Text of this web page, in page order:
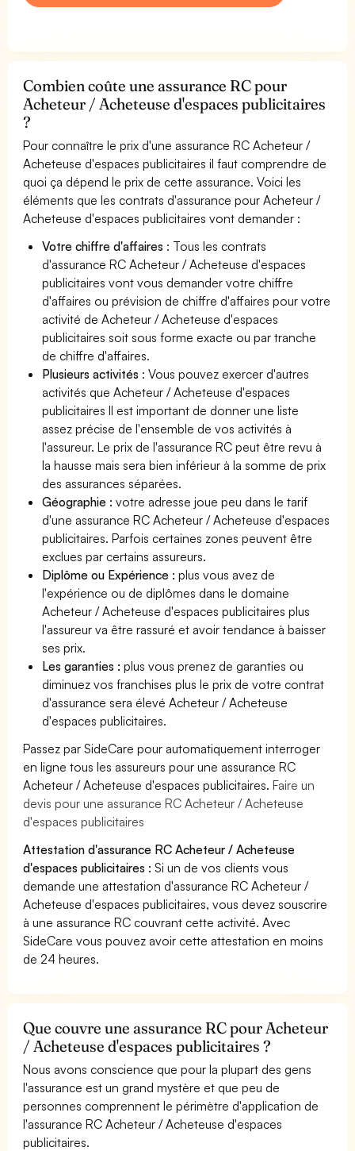
Combien coûte une assurance RC pour
Acheteur / Acheteuse d'espaces publicitaires
?
Pour connaître le prix d'une assurance RC Acheteur /
Acheteuse d'espaces publicitaires il faut comprendre de
quoi ça dépend le prix de cette assurance. Voici les
éléments que les contrats d'assurance pour Acheteur /
Acheteuse d'espaces publicitaires vont demander :
Votre chiffre d'affaires : Tous les contrats
d'assurance RC Acheteur / Acheteuse d'espaces
publicitaires vont vous demander votre chiffre
d'affaires ou prévision de chiffre d'affaires pour votre
activité de Acheteur / Acheteuse d'espaces
publicitaires soit sous forme exacte ou par tranche
de chiffre d'affaires.
Plusieurs activités : Vous pouvez exercer d'autres
activités que Acheteur / Acheteuse d'espaces
publicitaires Il est important de donner une liste
assez précise de l'ensemble de vos activités à
l'assureur. Le prix de l'assurance RC peut être revu à
la hausse mais sera bien inférieur à la somme de prix
des assurances séparées.
Géographie :votre adresse joue peu dans le tarif
d'une assurance RC Acheteur / Acheteuse d'espaces
publicitaires. Parfois certaines zones peuvent être
exclues par certains assureurs.
Diplôme ou Expérience :plus vous avez de
l'expérience ou de diplômes dans le domaine
Acheteur / Acheteuse d'espaces publicitaires plus
l'assureur va être rassuré et avoir tendance à baisser
ses prix.
Les garanties :plus vous prenez de garanties ou
diminuez vos franchises plus le prix de votre contrat
d'assurance sera élevé Acheteur / Acheteuse
d'espaces publicitaires.
Passez par SideCare pour automatiquement interroger
en ligne tous les assureurs pour une assurance RC
Acheteur / Acheteuse d'espaces publicitaires.Faire un
devis pour une assurance RC Acheteur / Acheteuse
d'espaces publicitaires
Attestation d'assurance RC Acheteur / Acheteuse
d'espaces publicitaires : Si un de vos clients vous
demande une attestation d'assurance RC Acheteur /
Acheteuse d'espaces publicitaires, vous devez souscrire
à une assurance RC couvrant cette activité. Avec
SideCare vous pouvez avoir cette attestation en moins
de 24 heures.
Que couvre une assurance RC pour Acheteur
/ Acheteuse d'espaces publicitaires ?
Nous avons conscience que pour la plupart des gens
l'assurance est un grand mystère et que peu de
personnes comprennent le périmètre d'application de
l'assurance RC Acheteur / Acheteuse d'espaces
publicitaires.